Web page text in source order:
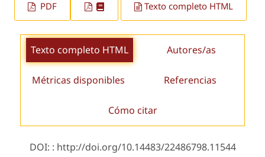
PDF Texto completo HTML
Texto completo HTML Autores/as
Métricas disponibles Referencias
Cómo citar
DOI: : http://doi.org/10.14483/22486798.11544